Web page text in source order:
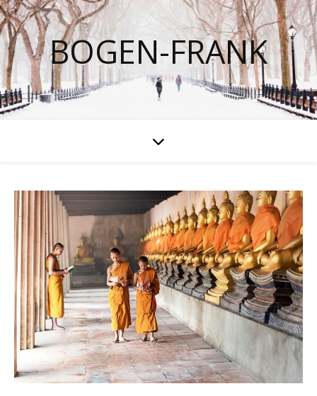
BOGEN-FRANK